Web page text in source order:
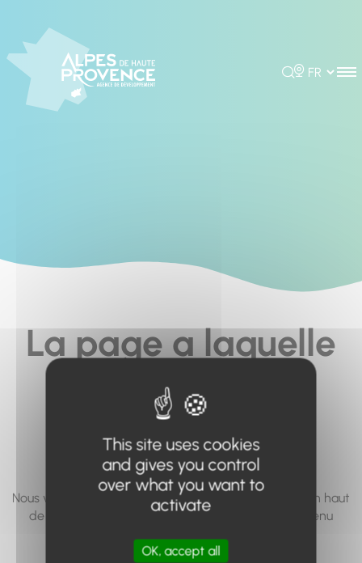
Rechercher
Choisir la
La page a laquelle
vous cherchez à
accéder n'existe
pas... ou plus.
Nous vous invitons à utiliser le moteur de recherche en haut
de page, ou à utiliser le menu pour trouver le contenu
This site uses cookies
and gives you control
over what you want to
activate
OK, accept all